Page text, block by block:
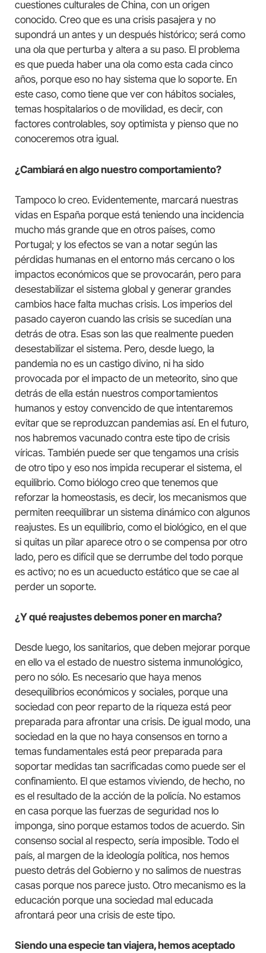
cuestiones culturales de China, con un origen
conocido. Creo que es una crisis pasajera y no
supondrá un antes y un después histórico; será como
una ola que perturba y altera a su paso. El problema
es que pueda haber una ola como esta cada cinco
años, porque eso no hay sistema que lo soporte. En
este caso, como tiene que ver con hábitos sociales,
temas hospitalarios o de movilidad, es decir, con
factores controlables, soy optimista y pienso que no
conoceremos otra igual.
¿Cambiará en algo nuestro comportamiento?
Tampoco lo creo. Evidentemente, marcará nuestras
vidas en España porque está teniendo una incidencia
mucho más grande que en otros países, como
Portugal; y los efectos se van a notar según las
pérdidas humanas en el entorno más cercano o los
impactos económicos que se provocarán, pero para
desestabilizar el sistema global y generar grandes
cambios hace falta muchas crisis. Los imperios del
pasado cayeron cuando las crisis se sucedían una
detrás de otra. Esas son las que realmente pueden
desestabilizar el sistema. Pero, desde luego, la
pandemia no es un castigo divino, ni ha sido
provocada por el impacto de un meteorito, sino que
detrás de ella están nuestros comportamientos
humanos y estoy convencido de que intentaremos
evitar que se reproduzcan pandemias así. En el futuro,
nos habremos vacunado contra este tipo de crisis
víricas. También puede ser que tengamos una crisis
de otro tipo y eso nos impida recuperar el sistema, el
equilibrio. Como biólogo creo que tenemos que
reforzar la homeostasis, es decir, los mecanismos que
permiten reequilibrar un sistema dinámico con algunos
reajustes. Es un equilibrio, como el biológico, en el que
si quitas un pilar aparece otro o se compensa por otro
lado, pero es difícil que se derrumbe del todo porque
es activo; no es un acueducto estático que se cae al
perder un soporte.
¿Y qué reajustes debemos poner en marcha?
Desde luego, los sanitarios, que deben mejorar porque
en ello va el estado de nuestro sistema inmunológico,
pero no sólo. Es necesario que haya menos
desequilibrios económicos y sociales, porque una
sociedad con peor reparto de la riqueza está peor
preparada para afrontar una crisis. De igual modo, una
sociedad en la que no haya consensos en torno a
temas fundamentales está peor preparada para
soportar medidas tan sacrificadas como puede ser el
confinamiento. El que estamos viviendo, de hecho, no
es el resultado de la acción de la policía. No estamos
en casa porque las fuerzas de seguridad nos lo
imponga, sino porque estamos todos de acuerdo. Sin
consenso social al respecto, sería imposible. Todo el
país, al margen de la ideología política, nos hemos
puesto detrás del Gobierno y no salimos de nuestras
casas porque nos parece justo. Otro mecanismo es la
educación porque una sociedad mal educada
afrontará peor una crisis de este tipo.
Siendo una especie tan viajera, hemos aceptado